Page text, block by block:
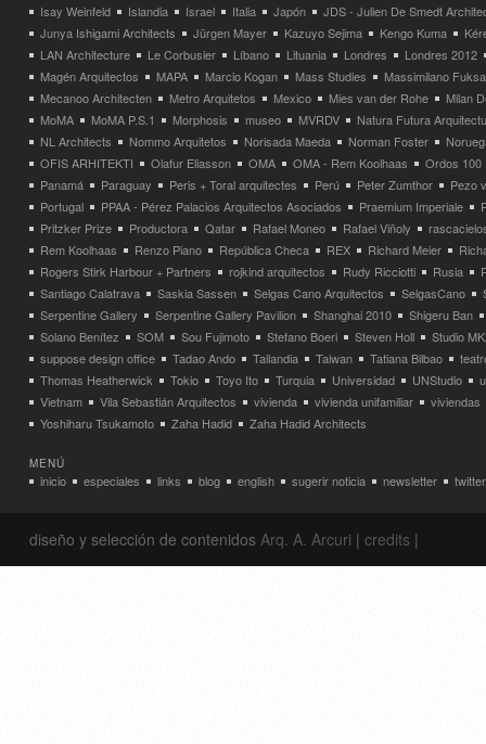
Isay Weinfeld
Islandia Israel Italia Japón
JDS - Julien De Smedt
Junya Ishigami Architects
Jürgen Mayer Kazuyo Sejima Kengo Kuma
LAN Architecture
Le Corbusier Líbano Lituania Londres
Londres 2012
Magén Arquitectos
MAPA Marcio Kogan Mass Studies
Massimilano
Mecanoo Architecten
Metro Arquitetos Mexico Mies van der Rohe
Milan
MoMA
MoMA P.S.1 Morphosis museo MVRDV
Natura Futura
NL Architects
Nommo Arquitetos Norisada Maeda Norman Foster
OFIS ARHITEKTI
Olafur Eliasson OMA OMA - Rem Koolhaas
Ordos 100
Panamá
Paraguay Peris + Toral arquitectes Perú Peter Zumthor
Pezo
Portugal
PPAA - Pérez Palacios Arquitectos Asociados Praemium Imperiale
Pritzker Prize
Productora Qatar Rafael Moneo Rafael Viñoly
Rem Koolhaas
Renzo Piano República Checa REX Richard Meier
Rogers Stirk Harbour + Partners
rojkind arquitectos Rudy Ricciotti Rusia
Santiago Calatrava
Saskia Sassen Selgas Cano Arquitectos SelgasCano
Serpentine Gallery
Serpentine Gallery Pavilion Shanghai 2010
Shigeru Ban
Solano Benítez
SOM Sou Fujimoto Stefano Boeri Steven Holl
Studio
suppose design office
Tadao Ando Tailandia Taiwan Tatiana Bilbao
Thomas Heatherwick
Tokio Toyo Ito Turquia Universidad UNStudio
Vietnam
Vila Sebastián Arquitectos vivienda vivienda unifamiliar
viviendas
Yoshiharu Tsukamoto
Zaha Hadid Zaha Hadid Architects
MENÚ
inicio especiales links blog english sugerir noticia newsletter twitter
diseño y selección de contenidos Arq. A. Arcuri | credits |